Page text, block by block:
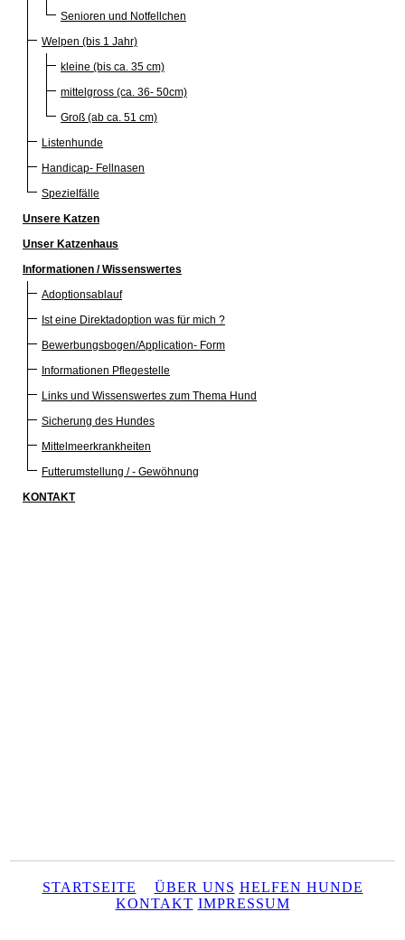
Senioren und Notfellchen
Welpen (bis 1 Jahr)
kleine (bis ca. 35 cm)
mittelgross (ca. 36- 50cm)
Groß (ab ca. 51 cm)
Listenhunde
Handicap- Fellnasen
Spezielfälle
Unsere Katzen
Unser Katzenhaus
Informationen / Wissenswertes
Adoptionsablauf
Ist eine Direktadoption was für mich ?
Bewerbungsbogen/Application- Form
Informationen Pflegestelle
Links und Wissenswertes zum Thema Hund
Sicherung des Hundes
Mittelmeerkrankheiten
Futterumstellung / - Gewöhnung
KONTAKT
STARTSEITE ÜBER UNS HELFEN HUNDE
KONTAKT IMPRESSUM